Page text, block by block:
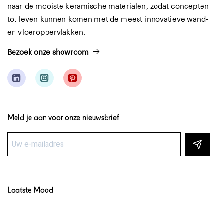
naar de mooiste keramische materialen, zodat concepten
tot leven kunnen komen met de meest innovatieve wand-
en vloeroppervlakken.
Bezoek onze showroom
Meld je aan voor onze nieuwsbrief
Laatste Mood